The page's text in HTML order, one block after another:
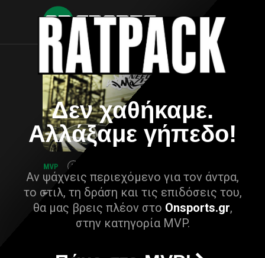
Δεν χαθήκαμε.
Αλλάξαμε γήπεδο!
Αν ψάχνεις περιεχόμενο για τον άντρα,
το στιλ, τη δράση και τις επιδόσεις του,
θα μας βρεις πλέον στο Onsports.gr,
στην κατηγορία MVP.